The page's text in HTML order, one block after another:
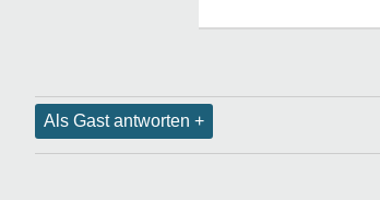
Als Gast antworten +